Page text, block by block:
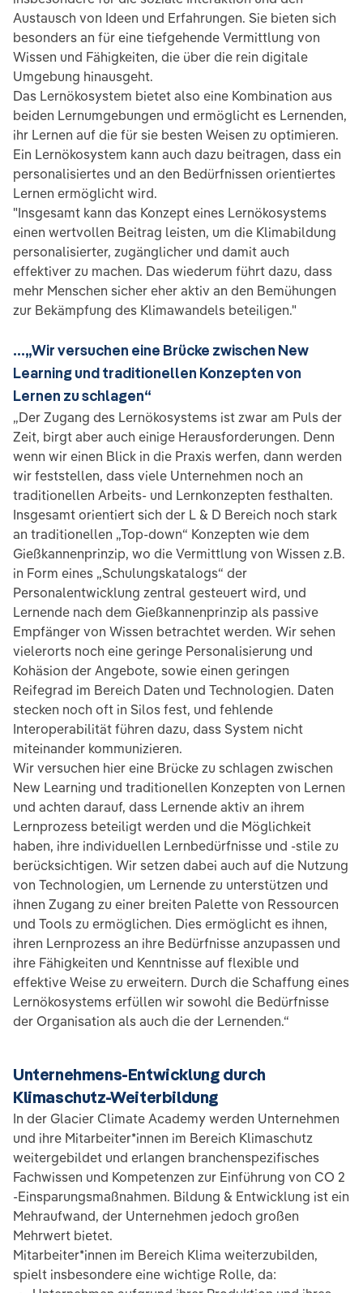
Austausch von Ideen und Erfahrungen. Sie bieten sich
besonders an für eine tiefgehende Vermittlung von
Wissen und Fähigkeiten, die über die rein digitale
Umgebung hinausgeht.
Das Lernökosystem bietet also eine Kombination aus
beiden Lernumgebungen und ermöglicht es Lernenden,
ihr Lernen auf die für sie besten Weisen zu optimieren.
Ein Lernökosystem kann auch dazu beitragen, dass ein
personalisiertes und an den Bedürfnissen orientiertes
Lernen ermöglicht wird.
"Insgesamt kann das Konzept eines Lernökosystems
einen wertvollen Beitrag leisten, um die Klimabildung
personalisierter, zugänglicher und damit auch
effektiver zu machen. Das wiederum führt dazu, dass
mehr Menschen sicher eher aktiv an den Bemühungen
zur Bekämpfung des Klimawandels beteiligen."
…„Wir versuchen eine Brücke zwischen New
Learning und traditionellen Konzepten von
Lernen zu schlagen“
„Der Zugang des Lernökosystems ist zwar am Puls der
Zeit, birgt aber auch einige Herausforderungen. Denn
wenn wir einen Blick in die Praxis werfen, dann werden
wir feststellen, dass viele Unternehmen noch an
traditionellen Arbeits- und Lernkonzepten festhalten.
Insgesamt orientiert sich der L & D Bereich noch stark
an traditionellen „Top-down“ Konzepten wie dem
Gießkannenprinzip, wo die Vermittlung von Wissen z.B.
in Form eines „Schulungskatalogs“ der
Personalentwicklung zentral gesteuert wird, und
Lernende nach dem Gießkannenprinzip als passive
Empfänger von Wissen betrachtet werden. Wir sehen
vielerorts noch eine geringe Personalisierung und
Kohäsion der Angebote, sowie einen geringen
Reifegrad im Bereich Daten und Technologien. Daten
stecken noch oft in Silos fest, und fehlende
Interoperabilität führen dazu, dass System nicht
miteinander kommunizieren.
Wir versuchen hier eine Brücke zu schlagen zwischen
New Learning und traditionellen Konzepten von Lernen
und achten darauf, dass Lernende aktiv an ihrem
Lernprozess beteiligt werden und die Möglichkeit
haben, ihre individuellen Lernbedürfnisse und -stile zu
berücksichtigen. Wir setzen dabei auch auf die Nutzung
von Technologien, um Lernende zu unterstützen und
ihnen Zugang zu einer breiten Palette von Ressourcen
und Tools zu ermöglichen. Dies ermöglicht es ihnen,
ihren Lernprozess an ihre Bedürfnisse anzupassen und
ihre Fähigkeiten und Kenntnisse auf flexible und
effektive Weise zu erweitern. Durch die Schaffung eines
Lernökosystems erfüllen wir sowohl die Bedürfnisse
der Organisation als auch die der Lernenden.“
Unternehmens-Entwicklung durch
Klimaschutz-Weiterbildung
In der Glacier Climate Academy werden Unternehmen
und ihre Mitarbeiter*innen im Bereich Klimaschutz
weitergebildet und erlangen branchenspezifisches
Fachwissen und Kompetenzen zur Einführung von CO 2
-Einsparungsmaßnahmen. Bildung & Entwicklung ist ein
Mehraufwand, der Unternehmen jedoch großen
Mehrwert bietet.
Mitarbeiter*innen im Bereich Klima weiterzubilden,
spielt insbesondere eine wichtige Rolle, da: